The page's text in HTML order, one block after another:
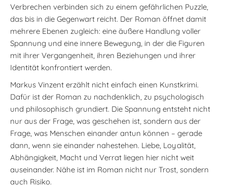
Verbrechen verbinden sich zu einem gefährlichen Puzzle,
das bis in die Gegenwart reicht. Der Roman öffnet damit
mehrere Ebenen zugleich: eine äußere Handlung voller
Spannung und eine innere Bewegung, in der die Figuren
mit ihrer Vergangenheit, ihren Beziehungen und ihrer
Identität konfrontiert werden.
Markus Vinzent erzählt nicht einfach einen Kunstkrimi.
Dafür ist der Roman zu nachdenklich, zu psychologisch
und philosophisch grundiert. Die Spannung entsteht nicht
nur aus der Frage, was geschehen ist, sondern aus der
Frage, was Menschen einander antun können – gerade
dann, wenn sie einander nahestehen. Liebe, Loyalität,
Abhängigkeit, Macht und Verrat liegen hier nicht weit
auseinander. Nähe ist im Roman nicht nur Trost, sondern
auch Risiko.